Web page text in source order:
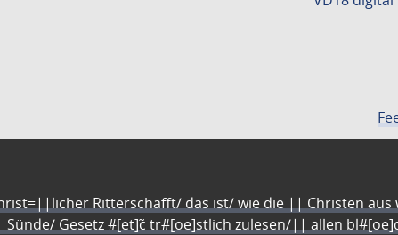
Ritterschafft/ das ist/ wie die || Christen aus
Gesetz #[et]c̃ tr#[oe]stlich zulesen/|| allen